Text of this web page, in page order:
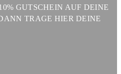
GUTSCHEIN AUF DEINE
TRAGE HIER DEINE